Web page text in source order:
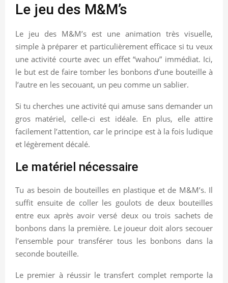
Le jeu des M&M’s
Le jeu des M&M’s est une animation très visuelle,
simple à préparer et particulièrement efficace si tu veux
une activité courte avec un effet “wahou” immédiat. Ici,
le but est de faire tomber les bonbons d’une bouteille à
l’autre en les secouant, un peu comme un sablier.
Si tu cherches une activité qui amuse sans demander un
gros matériel, celle-ci est idéale. En plus, elle attire
facilement l’attention, car le principe est à la fois ludique
et légèrement décalé.
Le matériel nécessaire
Tu as besoin de bouteilles en plastique et de M&M’s. Il
suffit ensuite de coller les goulots de deux bouteilles
entre eux après avoir versé deux ou trois sachets de
bonbons dans la première. Le joueur doit alors secouer
l’ensemble pour transférer tous les bonbons dans la
seconde bouteille.
Le premier à réussir le transfert complet remporte la